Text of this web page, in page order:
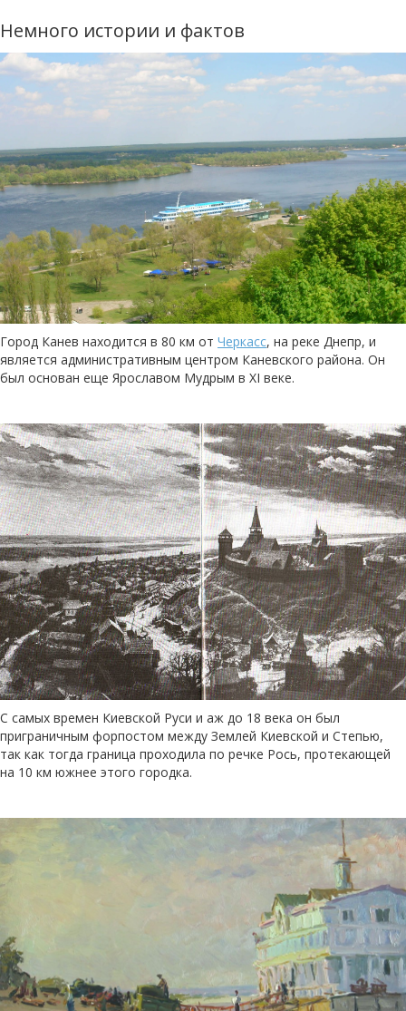
Немного истории и фактов
Город Канев находится в 80 км от Черкасс, на реке Днепр, и
является административным центром Каневского района. Он
был основан еще Ярославом Мудрым в XI веке.
С самых времен Киевской Руси и аж до 18 века он был
приграничным форпостом между Землей Киевской и Степью,
так как тогда граница проходила по речке Рось, протекающей
на 10 км южнее этого городка.